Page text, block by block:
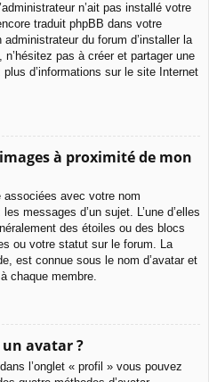
n’ait pas installé votre
traduit phpBB dans votre
du forum d’installer la
n’hésitez pas à créer et partager une
d’informations sur le site Internet
à proximité de mon
associées avec votre nom
messages d’un sujet. L’une d’elles
des étoiles ou des blocs
ou votre statut sur le forum. La
est connue sous le nom d’avatar et
chaque membre.
avatar ?
l’onglet « profil » vous pouvez